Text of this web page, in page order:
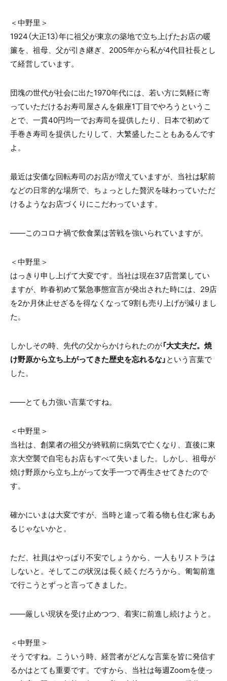
＜中野里＞
1924（大正13）年に祖父が東京の築地で立ち上げたお店の暖
簾を、祖母、父が引き継ぎ、2005年から私が4代目社長とし
て経営しています。
団塊の世代が社会に出た1970年代には、若い方に気軽に寄
っていただけるお寿司屋さんを銀座1丁目でやろうというこ
とで、一貫40円均一でお寿司を提供したり、日本で初めて
手巻き寿司を提供したりして、大繁盛したこともあるんです
よ。
最近は安価な回転寿司のお店が増えていますが、当社は駅前
などの日常的な場所で、ちょっとした贅沢を味わっていただ
けるようなお店づくりにこだわっています。
——このコロナ禍で飲食業は苦戦を強いられていますが。
＜中野里＞
はっきり申し上げて大変です。当社は現在37店営業してい
ますが、昨春初めて緊急事態宣言が発出された時には、29店
を2か月休止せざるを得なくなって9割も売り上げが減りまし
た。
しかしその時、先代の父からかけられたのが「大丈夫だ。焼
け野原から立ち上がってきた歴史を忘れるな」という言葉で
した。
——とても力強い言葉ですね。
＜中野里＞
当社は、創業者の祖父が終戦前に病気で亡くなり、直後に東
京大空襲で自宅もお店もすべて失いました。しかし、祖母が
焼け野原から立ち上がって女手一つで再生させてきたので
す。
確かにいまは大変ですが、当時と違って着る物も住む家もあ
るじゃないかと。
ただ、社員はやっぱり不安でしょうから、一人もリストラは
しないと。そしてこの状況は長く続くだろうから、匍匐前進
で行こうとずっと言ってきました。
——厳しい現状を受け止めつつ、着実に前進し続けようと。
＜中野里＞
そうですね。こういう時、経営者がどんな言葉を皆に発信す
るかはとても重要です。ですから、当社は毎週Zoomを使っ